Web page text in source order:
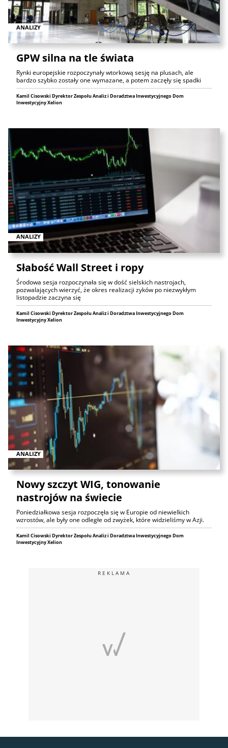
ANALIZY
GPW silna na tle świata
Rynki europejskie rozpoczynały wtorkową sesję na plusach, ale
bardzo szybko zostały one wymazane, a potem zaczęły się spadki
Kamil Cisowski Dyrektor Zespołu Analiz i Doradztwa Inwestycyjnego Dom
Inwestycyjny Xelion
ANALIZY
Słabość Wall Street i ropy
Środowa sesja rozpoczynała się w dość sielskich nastrojach,
pozwalających wierzyć, że okres realizacji zyków po niezwykłym
listopadzie zaczyna się
Kamil Cisowski Dyrektor Zespołu Analiz i Doradztwa Inwestycyjnego Dom
Inwestycyjny Xelion
ANALIZY
Nowy szczyt WIG, tonowanie
nastrojów na świecie
Poniedziałkowa sesja rozpoczęła się w Europie od niewielkich
wzrostów, ale były one odległe od zwyżek, które widzieliśmy w Azji.
Kamil Cisowski Dyrektor Zespołu Analiz i Doradztwa Inwestycyjnego Dom
Inwestycyjny Xelion
REKLAMA